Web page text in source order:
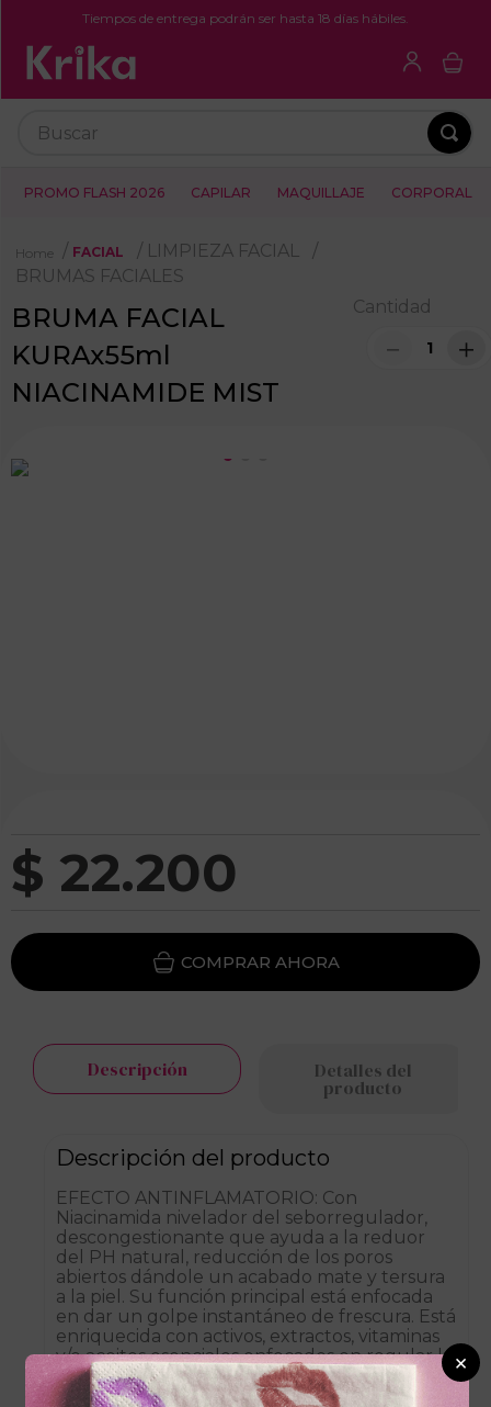
Tiempos de entrega podrán ser hasta 18 días hábiles.
PROMO FLASH 2026 CAPILAR MAQUILLAJE CORPORAL
FACIAL
LIMPIEZA FACIAL
BRUMAS FACIALES
BRUMA FACIAL
KURAx55ml
NIACINAMIDE MIST
Cantidad
＋
－
$ 22.200
Descripción Detalles del
producto
Descripción del producto
EFECTO ANTINFLAMATORIO: Con
Niacinamida nivelador del seborregulador,
descongestionante que ayuda a la reduor
del PH natural, reducción de los poros
abiertos dándole un acabado mate y tersura
a la piel. Su función principal está enfocada
en dar un golpe instantáneo de frescura. Está
enriquecida con activos, extractos, vitaminas
y/o aceites esenciales enfocados en regular la
producción de grasa y descongestionar la
piel.
×